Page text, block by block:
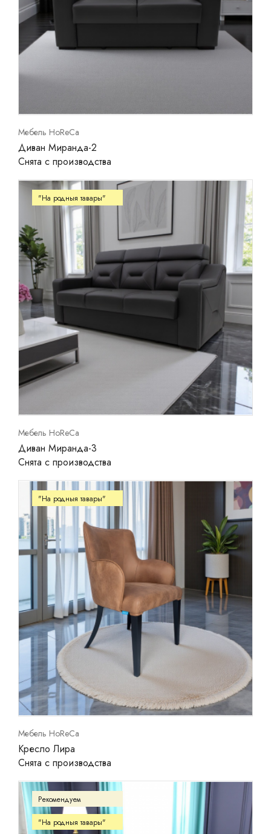
Ваш город: Минск Брест Витебск
Гродно
Могилев
Сморгонь
Мебель HoReCa
Диван Миранда-2
Снята с производства
Мебель HoReCa
Диван Миранда-3
Снята с производства
"На родныя тавары"
Мебель HoReCa
Кресло Лира
Снята с производства
"На родныя тавары"
Рекомендуем
"На родныя тавары"